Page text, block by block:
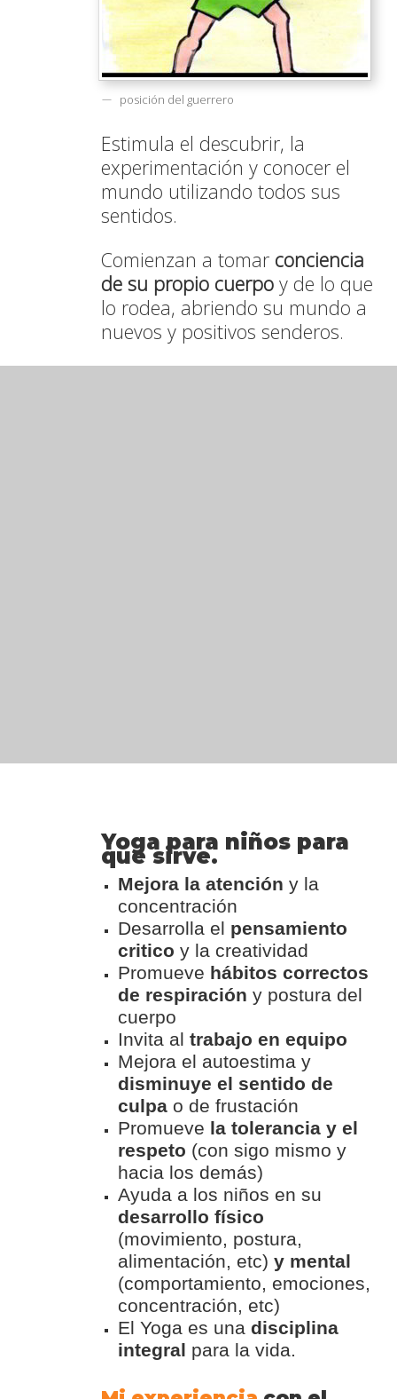
posición del guerrero
Estimula el descubrir, la
experimentación y conocer el
mundo utilizando todos sus
sentidos.
Comienzan a tomar conciencia
de su propio cuerpoy de lo que
lo rodea, abriendo su mundo a
nuevos y positivos senderos.
Yoga para niños para
que sirve.
Mejora la atención y la
concentración
Desarrolla el pensamiento
critico y la creatividad
Promueve hábitos correctos
de respiración y postura del
cuerpo
Invita altrabajo en equipo
Mejora el autoestima y
disminuye el sentido de
culpa o de frustación
Promueve la tolerancia y el
respeto (con sigo mismo y
hacia los demás)
Ayuda a los niños en su
desarrollo físico
(movimiento, postura,
alimentación, etc)y mental
(comportamiento, emociones,
concentración, etc)
El Yoga es unadisciplina
integral para la vida.